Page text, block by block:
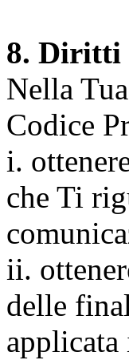
8. Diritti
Nella
Codice
i.
che Ti
ii.
delle